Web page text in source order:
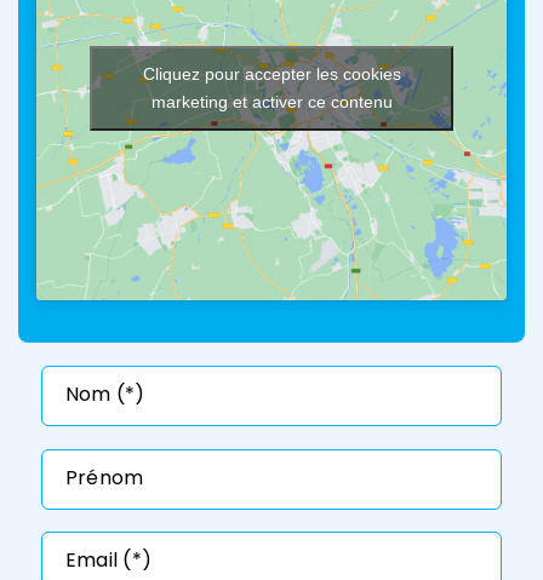
Cliquez pour accepter les cookies
marketing et activer ce contenu
Nom (*)
Prénom
Email (*)